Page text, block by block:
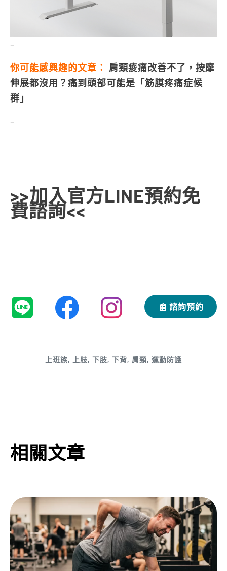
–
你可能感興趣的文章： 肩頸痠痛改善不了，按摩
伸展都沒用？痛到頭部可能是「筋膜疼痛症候
群」
–
>>加入官方LINE預約免
費諮詢<<
諮詢預約
上班族, 上肢, 下肢, 下背, 肩頸, 運動防護
相關文章